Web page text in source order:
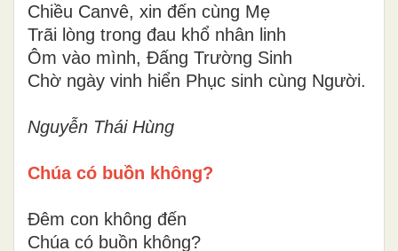
Chiều Canvê, xin đến cùng Mẹ
Trãi lòng trong đau khổ nhân linh
Ôm vào mình, Đấng Trường Sinh
Chờ ngày vinh hiển Phục sinh cùng Người.
Nguyễn Thái Hùng
Chúa có buồn không?
Đêm con không đến
Chúa có buồn không?